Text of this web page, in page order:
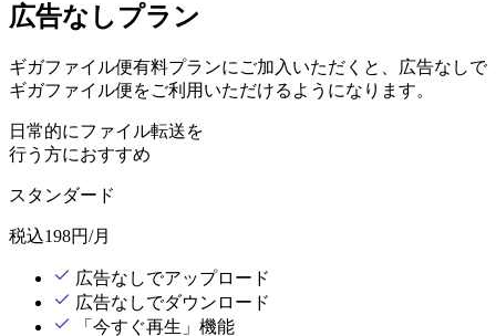
広告なしプラン
ギガファイル便有料プランにご加入いただくと、広告なしで
ギガファイル便をご利用いただけるようになります。
日常的にファイル転送を
行う方におすすめ
スタンダード
税込198円/月
広告なしでアップロード
広告なしでダウンロード
「今すぐ再生」機能